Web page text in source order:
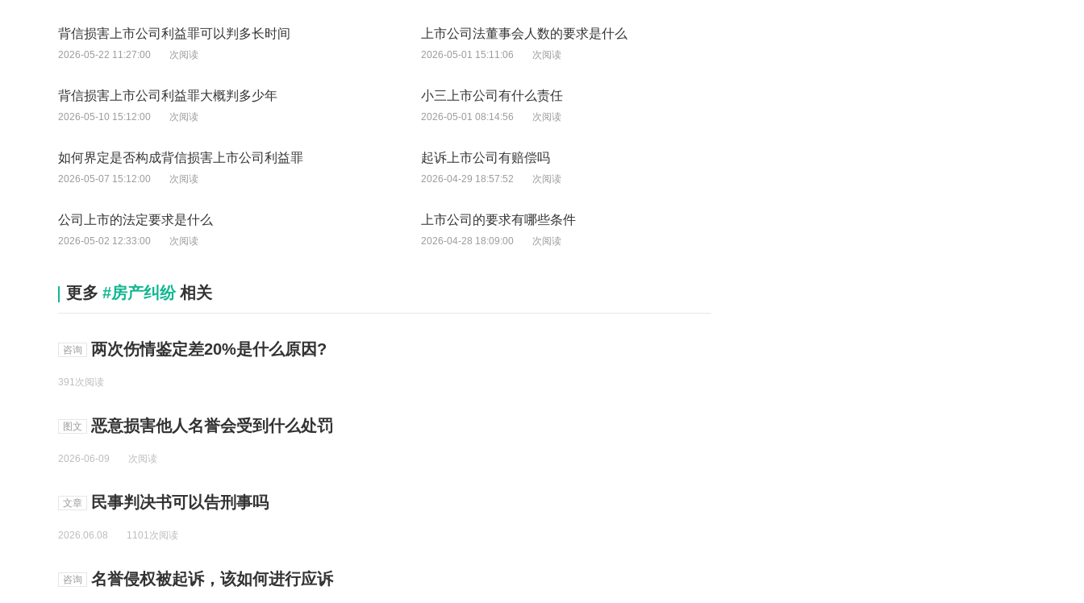
背信损害上市公司利益罪可以判多长时间
2026-05-22 11:27:00 次阅读
背信损害上市公司利益罪大概判多少年
2026-05-10 15:12:00 次阅读
如何界定是否构成背信损害上市公司利益罪
2026-05-07 15:12:00 次阅读
公司上市的法定要求是什么
2026-05-02 12:33:00 次阅读
上市公司法董事会人数的要求是什么
2026-05-01 15:11:06 次阅读
小三上市公司有什么责任
2026-05-01 08:14:56 次阅读
起诉上市公司有赔偿吗
2026-04-29 18:57:52 次阅读
上市公司的要求有哪些条件
2026-04-28 18:09:00 次阅读
更多 #房产纠纷 相关
咨询 两次伤情鉴定差20%是什么原因?
391次阅读
图文 恶意损害他人名誉会受到什么处罚
2026-06-09 次阅读
文章 民事判决书可以告刑事吗
2026.06.08 1101次阅读
咨询 名誉侵权被起诉，该如何进行应诉